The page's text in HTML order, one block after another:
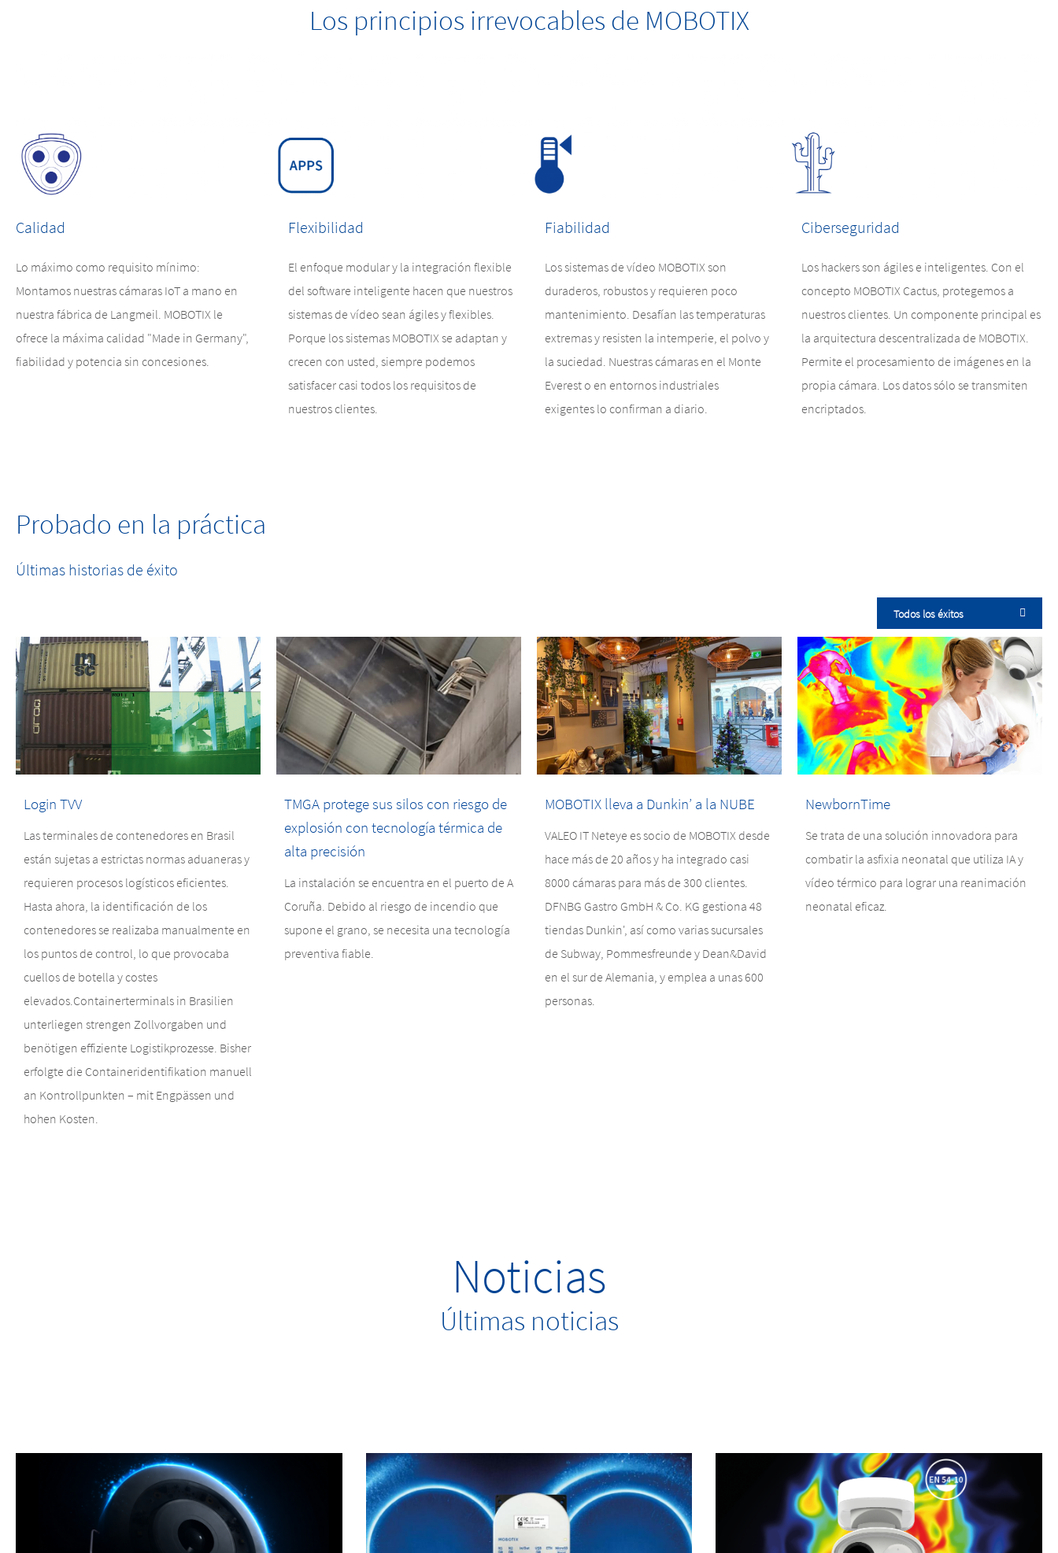
Los principios irrevocables de MOBOTIX
Calidad
Lo máximo como requisito mínimo:
Montamos nuestras cámaras IoT a mano en
nuestra fábrica de Langmeil. MOBOTIX le
ofrece la máxima calidad "Made in Germany",
fiabilidad y potencia sin concesiones.
Flexibilidad
El enfoque modular y la integración flexible
del software inteligente hacen que nuestros
sistemas de vídeo sean ágiles y flexibles.
Porque los sistemas MOBOTIX se adaptan y
crecen con usted, siempre podemos
satisfacer casi todos los requisitos de
nuestros clientes.
Fiabilidad
Los sistemas de vídeo MOBOTIX son
duraderos, robustos y requieren poco
mantenimiento. Desafían las temperaturas
extremas y resisten la intemperie, el polvo y
la suciedad. Nuestras cámaras en el Monte
Everest o en entornos industriales
exigentes lo confirman a diario.
Ciberseguridad
Los hackers son ágiles e inteligentes. Con el
concepto MOBOTIX Cactus, protegemos a
nuestros clientes. Un componente principal es
la arquitectura descentralizada de MOBOTIX.
Permite el procesamiento de imágenes en la
propia cámara. Los datos sólo se transmiten
encriptados.
Probado en la práctica
Últimas historias de éxito
Todos los éxitos
Login TVV
Las terminales de contenedores en Brasil
están sujetas a estrictas normas aduaneras y
requieren procesos logísticos eficientes.
Hasta ahora, la identificación de los
contenedores se realizaba manualmente en
los puntos de control, lo que provocaba
cuellos de botella y costes
elevados.Containerterminals in Brasilien
unterliegen strengen Zollvorgaben und
benötigen effiziente Logistikprozesse. Bisher
erfolgte die Containeridentifikation manuell
an Kontrollpunkten – mit Engpässen und
hohen Kosten.
TMGA protege sus silos con riesgo de
explosión con tecnología térmica de
alta precisión
La instalación se encuentra en el puerto de A
Coruña. Debido al riesgo de incendio que
supone el grano, se necesita una tecnología
preventiva fiable.
MOBOTIX lleva a Dunkin’ a la NUBE
VALEO IT Neteye es socio de MOBOTIX desde
hace más de 20 años y ha integrado casi
8000 cámaras para más de 300 clientes.
DFNBG Gastro GmbH & Co. KG gestiona 48
tiendas Dunkin', así como varias sucursales
de Subway, Pommesfreunde y Dean&David
en el sur de Alemania, y emplea a unas 600
personas.
NewbornTime
Se trata de una solución innovadora para
combatir la asfixia neonatal que utiliza IA y
vídeo térmico para lograr una reanimación
neonatal eficaz.
Noticias
Últimas noticias